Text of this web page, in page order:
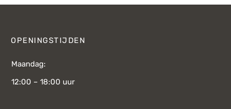
OPENINGSTIJDEN
Maandag:
12:00 – 18:00 uur